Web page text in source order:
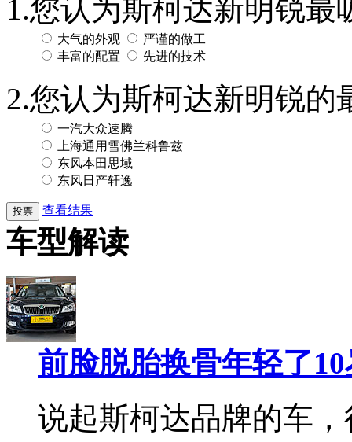
1.您认为斯柯达新明锐最
大气的外观
严谨的做工
丰富的配置
先进的技术
2.您认为斯柯达新明锐的
一汽大众速腾
上海通用雪佛兰科鲁兹
东风本田思域
东风日产轩逸
查看结果
车型解读
前脸脱胎换骨年轻了10
说起斯柯达品牌的车